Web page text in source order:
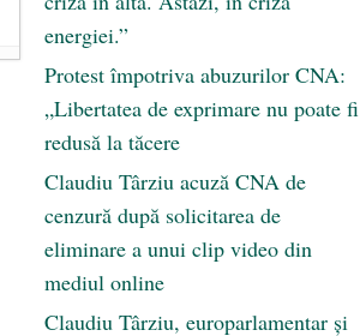
energiei.”
Protest împotriva abuzurilor CNA:
„Libertatea de exprimare nu poate fi
redusă la tăcere
Claudiu Târziu acuză CNA de
cenzură după solicitarea de
eliminare a unui clip video din
mediul online
Claudiu Târziu, europarlamentar și